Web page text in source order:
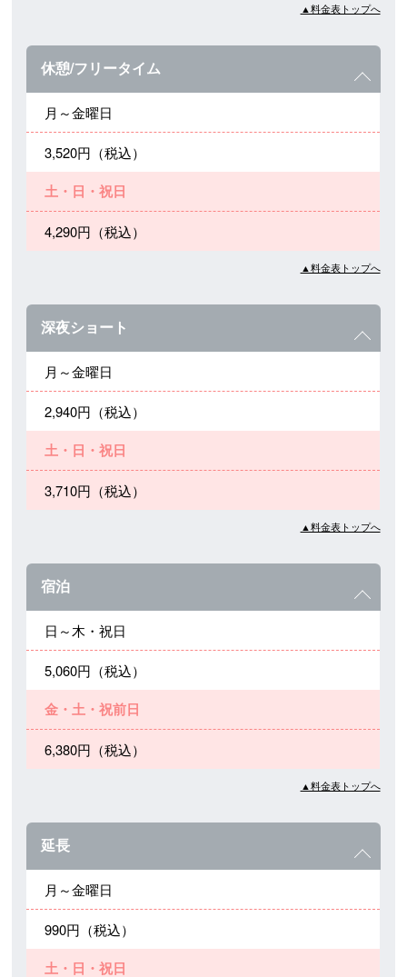
▲料金表トップへ
休憩/フリータイム
月～金曜日
3,520円（税込）
土・日・祝日
4,290円（税込）
▲料金表トップへ
深夜ショート
月～金曜日
2,940円（税込）
土・日・祝日
3,710円（税込）
▲料金表トップへ
宿泊
日～木・祝日
5,060円（税込）
金・土・祝前日
6,380円（税込）
▲料金表トップへ
延長
月～金曜日
990円（税込）
土・日・祝日